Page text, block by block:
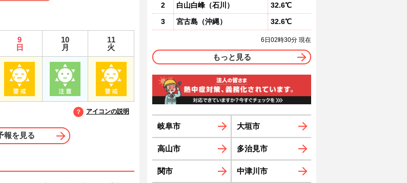
9
日
10
月
11
火
アイコンの説明
報を見る
2
白山白峰 （石川 ）
32.6℃
3
宮古島 （沖縄） 32.6℃
6日02時30分 現在
もっと見る
岐阜市 大垣市
高山市 多治見市
関市 中津川市